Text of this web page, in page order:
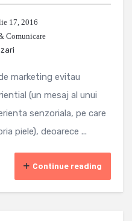
17, 2016
Comunicare
marketing evitau
(un mesaj al unui
senzoriala, pe care
piele), deoarece ...
Continue reading